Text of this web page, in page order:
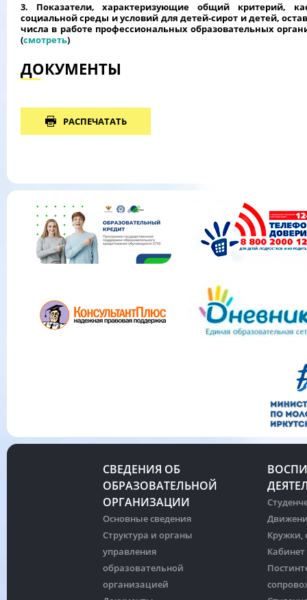
3. Показатели, характеризующие общий критерий,
социальной среды и уcловий для детей-сирот и детей,
числа в работе профессиональных образовательных
(смотреть)
ДОКУМЕНТЫ
РАСПЕЧАТАТЬ
СВЕДЕНИЯ ОБ
ОБРАЗОВАТЕЛЬНОЙ
ОРГАНИЗАЦИИ
Основные сведения
Структура и органы
управления
образовательной
организацией
Кружки,